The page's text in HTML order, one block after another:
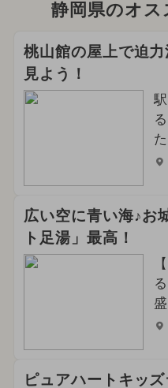
静岡県のオ
桃山館の屋上で迫
見よう！
広い空に青い海♪お
ト足湯」最高！
ピュアハートキッ